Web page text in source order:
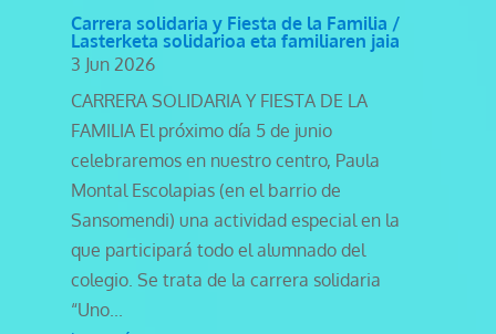
Carrera solidaria y Fiesta de la Familia /
Lasterketa solidarioa eta familiaren jaia
3 Jun 2026
CARRERA SOLIDARIA Y FIESTA DE LA
FAMILIA El próximo día 5 de junio
celebraremos en nuestro centro, Paula
Montal Escolapias (en el barrio de
Sansomendi) una actividad especial en la
que participará todo el alumnado del
colegio. Se trata de la carrera solidaria
“Uno...